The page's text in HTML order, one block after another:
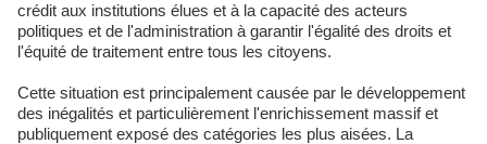
crédit aux institutions élues et à la capacité des acteurs
politiques et de l'administration à garantir l'égalité des droits et
l'équité de traitement entre tous les citoyens.
Cette situation est principalement causée par le développement
des inégalités et particulièrement l'enrichissement massif et
publiquement exposé des catégories les plus aisées. La